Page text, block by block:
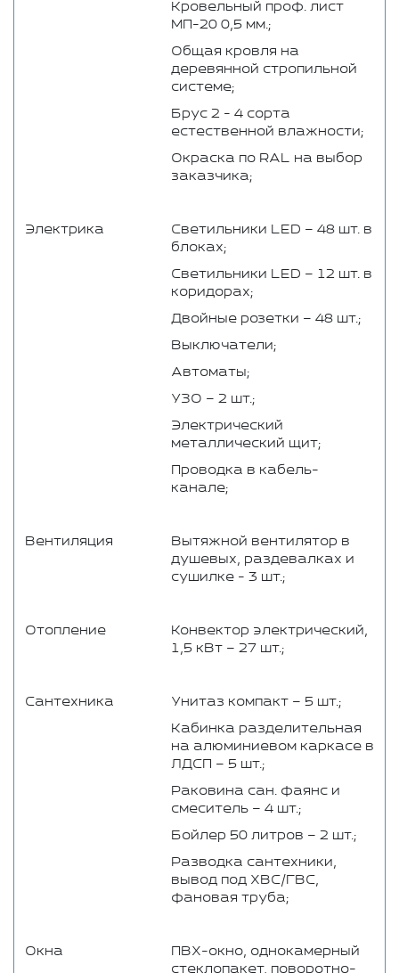
Кровельный проф. лист
МП-20 0,5 мм.;
Общая кровля на
деревянной стропильной
системе;
Брус 2 - 4 сорта
естественной влажности;
Окраска по RAL на выбор
заказчика;
Электрика
Светильники LED – 48 шт. в
блоках;
Светильники LED – 12 шт. в
коридорах;
Двойные розетки – 48 шт.;
Выключатели;
Автоматы;
УЗО – 2 шт.;
Электрический
металлический щит;
Проводка в кабель-
канале;
Вентиляция
Вытяжной вентилятор в
душевых, раздевалках и
сушилке - 3 шт.;
Отопление
Конвектор электрический,
1,5 кВт – 27 шт.;
Сантехника
Унитаз компакт – 5 шт.;
Кабинка разделительная
на алюминиевом каркасе в
ЛДСП – 5 шт.;
Раковина сан. фаянс и
смеситель – 4 шт.;
Бойлер 50 литров – 2 шт.;
Разводка сантехники,
вывод под ХВС/ГВС,
фановая труба;
Окна
ПВХ-окно, однокамерный
стеклопакет, поворотно-